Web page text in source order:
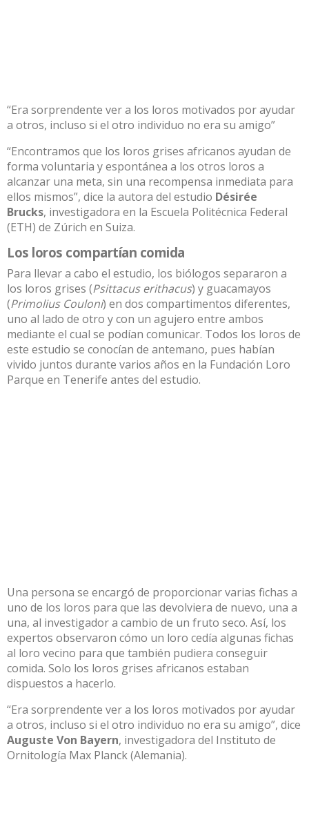
“Era sorprendente ver a los loros motivados por ayudar
a otros, incluso si el otro individuo no era su amigo”
“Encontramos que los loros grises africanos ayudan de
forma voluntaria y espontánea a los otros loros a
alcanzar una meta, sin una recompensa inmediata para
ellos mismos”, dice la autora del estudio Désirée
Brucks, investigadora en la Escuela Politécnica Federal
(ETH) de Zúrich en Suiza.
Los loros compartían comida
Para llevar a cabo el estudio, los biólogos separaron a
los loros grises (Psittacus erithacus) y guacamayos
(Primolius Couloni) en dos compartimentos diferentes,
uno al lado de otro y con un agujero entre ambos
mediante el cual se podían comunicar. Todos los loros de
este estudio se conocían de antemano, pues habían
vivido juntos durante varios años en la Fundación Loro
Parque en Tenerife antes del estudio.
Una persona se encargó de proporcionar varias fichas a
uno de los loros para que las devolviera de nuevo, una a
una, al investigador a cambio de un fruto seco. Así, los
expertos observaron cómo un loro cedía algunas fichas
al loro vecino para que también pudiera conseguir
comida. Solo los loros grises africanos estaban
dispuestos a hacerlo.
“Era sorprendente ver a los loros motivados por ayudar
a otros, incluso si el otro individuo no era su amigo”, dice
Auguste Von Bayern, investigadora del Instituto de
Ornitología Max Planck (Alemania).